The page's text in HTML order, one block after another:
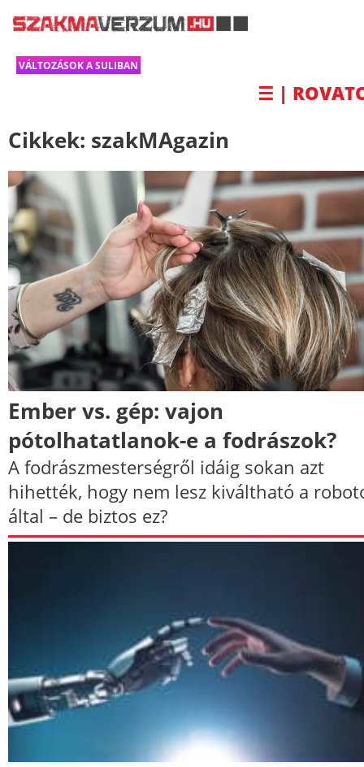
VÁLTOZÁSOK A SULIBAN
☰ |
Cikkek: szakMAgazin
Ember vs. gép: vajon
pótolhatatlanok-e a fodrászok?
A fodrászmesterségről idáig sokan azt
hihették, hogy nem lesz kiváltható a
által – de biztos ez?